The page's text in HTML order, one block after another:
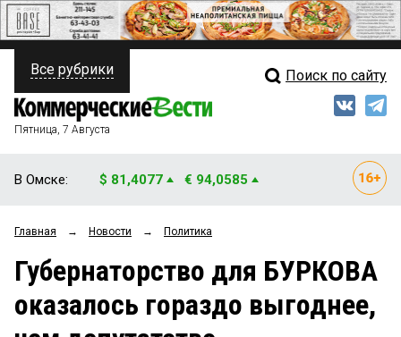
ПОЛИТИКА
ФИНАНСЫ
ОБЩЕСТВО
ЗАКОН
Свежий выпуск
Рейтинги
Блоги
Все рубрики Поиск по сайту
Пятница, 7 Августа
В Омске: $ 81,4077 € 94,0585
Главная → Новости → Политика
Губернаторство для БУРКОВА
оказалось гораздо выгоднее,